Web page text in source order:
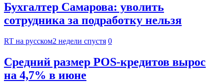
Бухгалтер Самарова: уволить
сотрудника за подработку нельзя
RT на русском2 недели спустя 0
Средний размер POS-кредитов вырос
на 4,7% в июне